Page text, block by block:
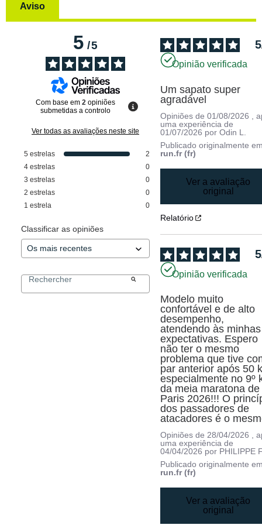
Aviso
5/5
Com base em 2 opiniões
submetidas a controlo
Ver todas as avaliações neste site
5 estrelas
2
4 estrelas
0
3 estrelas
0
2 estrelas
0
1 estrela 0
Classificar as opiniões
5
Opinião verificada
Um sapato super
agradável
Opiniões de01/08/2026
,
uma experiência de
01/07/2026 porOdin L.
Publicado originalmente
run.fr (fr)
Ver a avaliação
original
Relatório
5
Opinião verificada
Modelo muito
confortável e de alto
desempenho,
atendendo às minhas
expectativas. Espero
não ter o mesmo
problema que tive
par anterior após 50
especialmente no 9º
da meia maratona de
Paris 2026!!! O
dos passadores de
atacadores é o
Opiniões de28/04/2026 ,
uma experiência de
04/04/2026 por PHILIPPE
Publicado originalmente
run.fr (fr)
Ver a avaliação
original